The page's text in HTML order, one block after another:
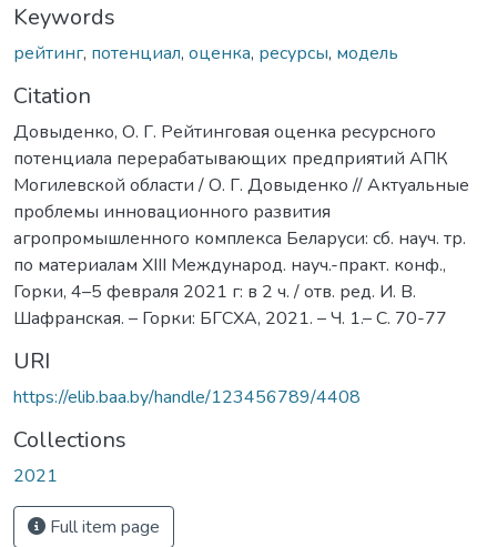
Keywords
рейтинг, потенциал, оценка, ресурсы, модель
Citation
Довыденко, О. Г. Рейтинговая оценка ресурсного
потенциала перерабатывающих предприятий АПК
Могилевской области / О. Г. Довыденко // Актуальные
проблемы инновационного развития
агропромышленного комплекса Беларуси: сб. науч. тр.
по материалам ХIII Международ. науч.-практ. конф.,
Горки, 4–5 февраля 2021 г: в 2 ч. / отв. ред. И. В.
Шафранская. – Горки: БГСХА, 2021. – Ч. 1.– С. 70-77
URI
https://elib.baa.by/handle/123456789/4408
Collections
2021
Full item page